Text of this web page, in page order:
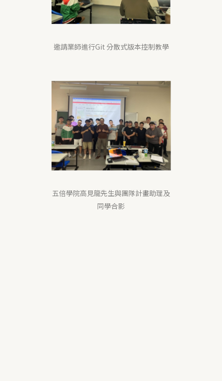
邀請業師進行Git 分散式版本控制教學
五倍學院高見龍先生與團隊計畫助理及
同學合影